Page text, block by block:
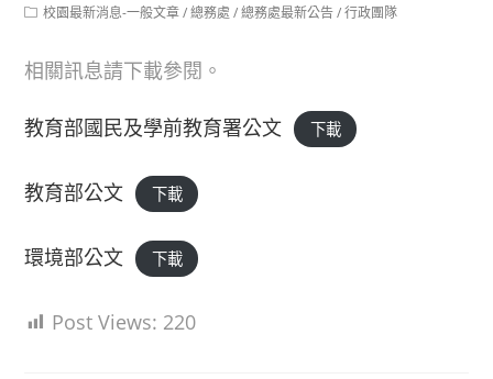
Post校園最新消息-一般文章 / 總務處 / 總務處最新公告 / 行政團隊
相關訊息請下載參閱。
教育部國民及學前教育署公文 下載
教育部公文 下載
環境部公文 下載
Post Views: 220